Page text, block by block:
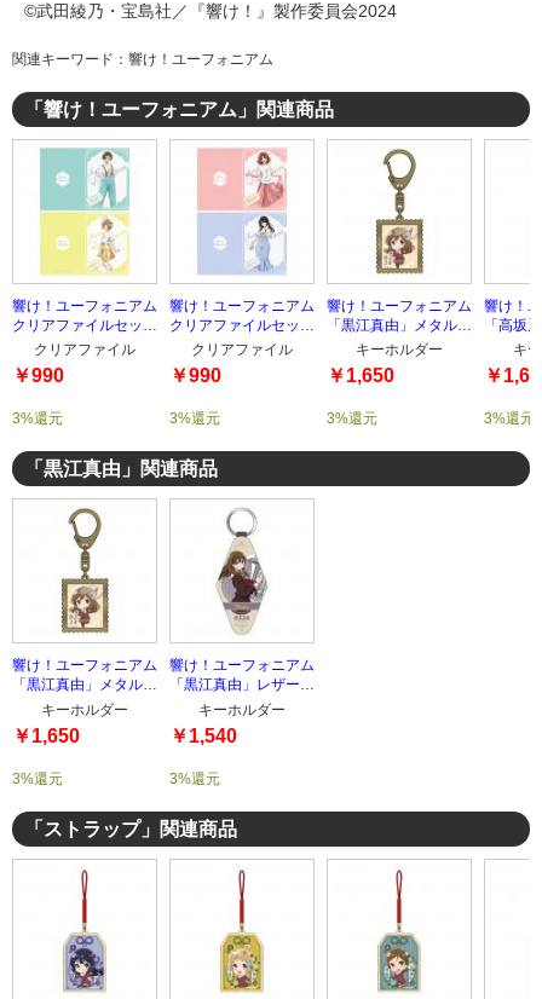
©武田綾乃・宝島社／『響け！』製作委員会2024
関連キーワード：響け！ユーフォニアム
「響け！ユーフォニアム」関連商品
響け！ユーフォニアム
クリアファイルセット
TYPE-2
クリアファイル
￥990
3%還元
響け！ユーフォニアム
クリアファイルセット
TYPE-1
クリアファイル
￥990
3%還元
響け！ユーフォニアム
「黒江真由」メタルキ
ーホルダー
キーホルダー
￥1,650
3%還元
響け！
「高坂
ーホル
キ
￥
3%還元
「黒江真由」関連商品
響け！ユーフォニアム
「黒江真由」メタルキ
ーホルダー
キーホルダー
￥1,650
3%還元
響け！ユーフォニアム
「黒江真由」レザーキ
ーホルダー
キーホルダー
￥1,540
3%還元
「ストラップ」関連商品